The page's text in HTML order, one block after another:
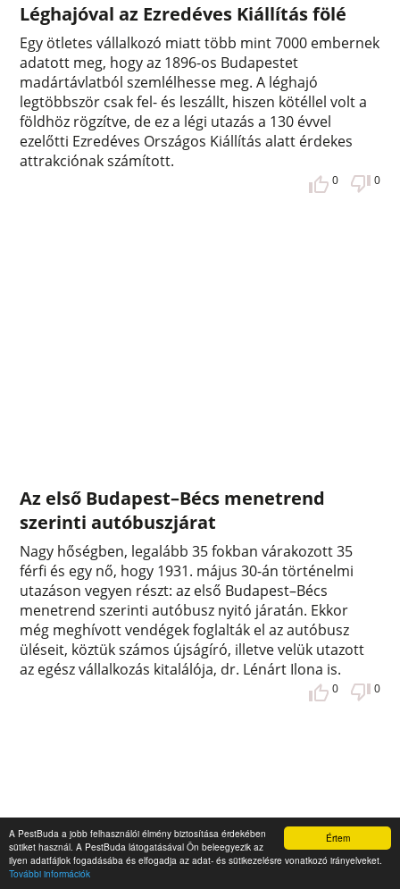
Értem
A PestBuda a jobb felhasználói élmény biztosítása érdekében
sütiket használ. A PestBuda látogatásával Ön beleegyezik az
ilyen adatfájlok fogadásába és elfogadja az adat- és sütikezelésre vonatkozó irányelveket.
További információk
Léghajóval az Ezredéves Kiállítás fölé
Egy ötletes vállalkozó miatt több mint 7000 embernek
adatott meg, hogy az 1896-os Budapestet
madártávlatból szemlélhesse meg. A léghajó
legtöbbször csak fel- és leszállt, hiszen kötéllel volt a
földhöz rögzítve, de ez a légi utazás a 130 évvel
ezelőtti Ezredéves Országos Kiállítás alatt érdekes
attrakciónak számított.
0 0
Az első Budapest–Bécs menetrend
szerinti autóbuszjárat
Nagy hőségben, legalább 35 fokban várakozott 35
férfi és egy nő, hogy 1931. május 30-án történelmi
utazáson vegyen részt: az első Budapest–Bécs
menetrend szerinti autóbusz nyitó járatán. Ekkor
még meghívott vendégek foglalták el az autóbusz
üléseit, köztük számos újságíró, illetve velük utazott
az egész vállalkozás kitalálója, dr. Lénárt Ilona is.
0 0